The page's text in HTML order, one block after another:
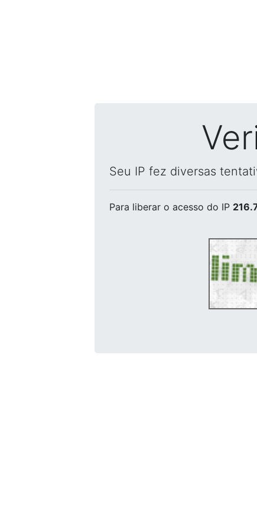
Seu IP fez diversas
Para liberar o acesso do IP